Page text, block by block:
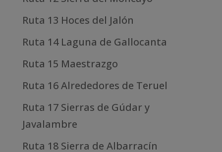
Ruta 13 Hoces del Jalón
Ruta 14 Laguna de Gallocanta
Ruta 15 Maestrazgo
Ruta 16 Alrededores de Teruel
Ruta 17 Sierras de Gúdar y
Javalambre
Ruta 18 Sierra de Albarracín